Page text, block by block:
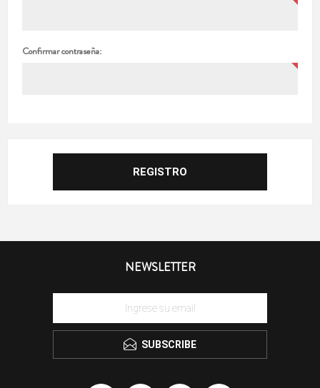
Confirmar contraseña:
NEWSLETTER
SUBSCRIBE